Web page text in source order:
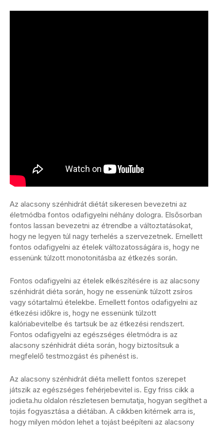
Az alacsony szénhidrát diétát sikeresen bevezetni az
életmódba fontos odafigyelni néhány dologra. Elsősorban
fontos lassan bevezetni az étrendbe a változtatásokat,
hogy ne legyen túl nagy terhelés a szervezetnek. Emellett
fontos odafigyelni az ételek változatosságára is, hogy ne
essenünk túlzott monotonitásba az étkezés során.
Fontos odafigyelni az ételek elkészítésére is az alacsony
szénhidrát diéta során, hogy ne essenünk túlzott zsíros
vagy sótartalmú ételekbe. Emellett fontos odafigyelni az
étkezési időkre is, hogy ne essenünk túlzott
kalóriabevitelbe és tartsuk be az étkezési rendszert.
Fontos odafigyelni az egészséges életmódra is az
alacsony szénhidrát diéta során, hogy biztosítsuk a
megfelelő testmozgást és pihenést is.
Az alacsony szénhidrát diéta mellett fontos szerepet
játszik az egészséges fehérjebevitel is. Egy friss cikk a
jodieta.hu oldalon részletesen bemutatja, hogyan segíthet a
tojás fogyasztása a diétában. A cikkben kitérnek arra is,
hogy milyen módon lehet a tojást beépíteni az alacsony